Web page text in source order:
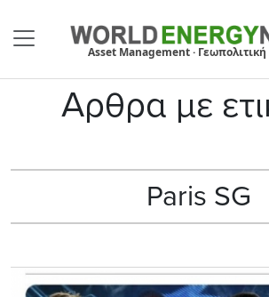
Asset Management ·
Αρθρα με
Paris SG